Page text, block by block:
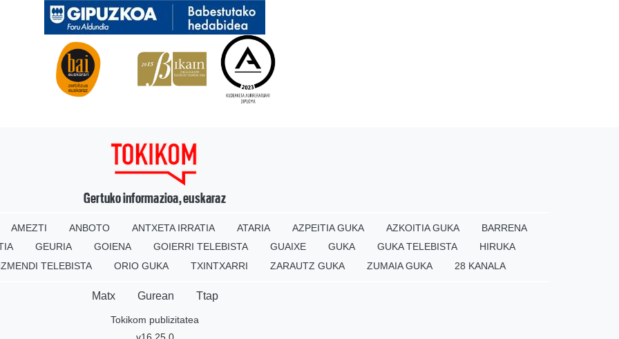
Gertuko informazioa, euskaraz
AMEZTI ANBOTO ANTXETA IRRATIA ATARIA AZPEITIA GUKA AZKOITIA GUKA
BARRENA
GEURIA GOIENA GOIERRI TELEBISTA GUAIXE GUKA GUKA TELEBISTA
HIRUKA
TELEBISTA ORIO GUKA TXINTXARRI ZARAUTZ GUKA ZUMAIA GUKA 28 KANALA
Matx Gurean Ttap
Tokikom publizitatea